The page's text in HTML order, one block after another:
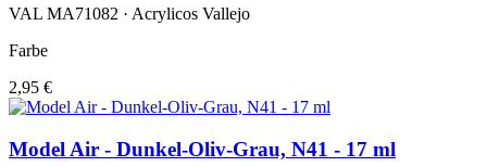
VAL MA71082 · Acrylicos Vallejo
Farbe
2,95 €
Model Air - Dunkel-Oliv-Grau, N41 - 17 ml